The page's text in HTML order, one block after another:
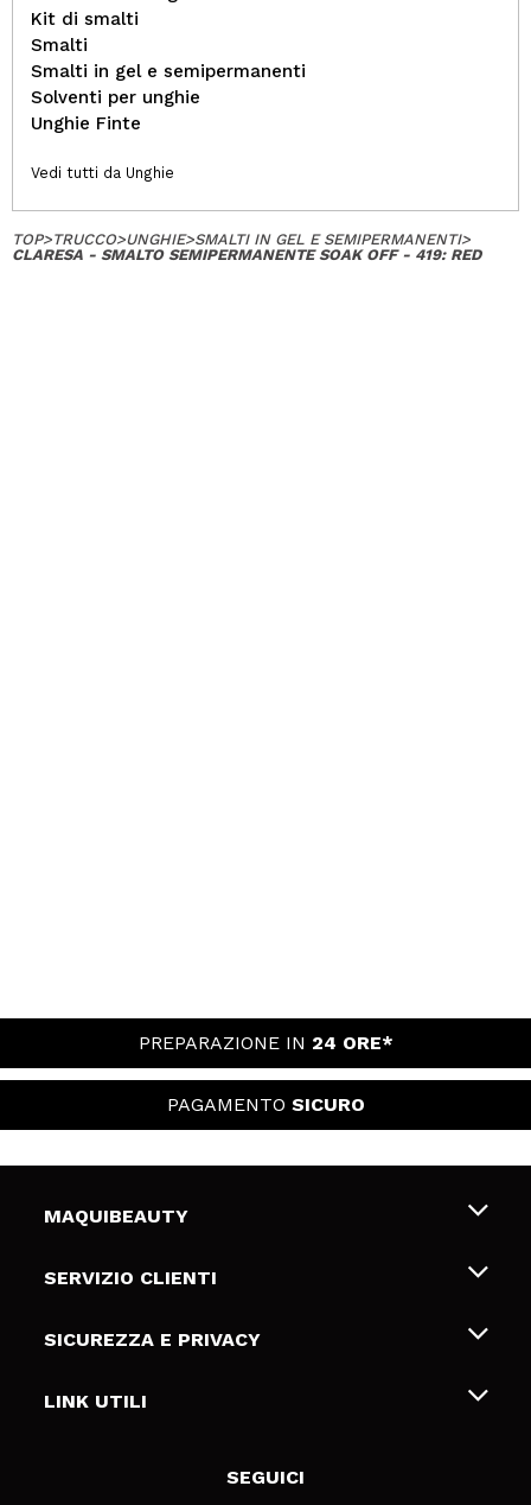
Kit di smalti
Smalti
Smalti in gel e semipermanenti
Solventi per unghie
Unghie Finte
Vedi tutti da Unghie
TOP>TRUCCO>UNGHIE>SMALTI IN GEL E SEMIPERMANENTI>
CLARESA - SMALTO SEMIPERMANENTE SOAK OFF - 419: RED
PREPARAZIONE IN 24 ORE*
PAGAMENTO SICURO
MAQUIBEAUTY
Chi siamo
Gift Cards
SERVIZIO CLIENTI
Spedizioni & Resi
Metodi di pagamamento
SICUREZZA E PRIVACY
Termini e condizioni
LINK UTILI
SEGUICI